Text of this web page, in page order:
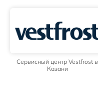
Сервисный центр Vestfrost в
Казани